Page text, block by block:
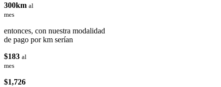
300km al
mes
entonces, con nuestra modalidad
de pago por km serían
$183 al
mes
$1,726